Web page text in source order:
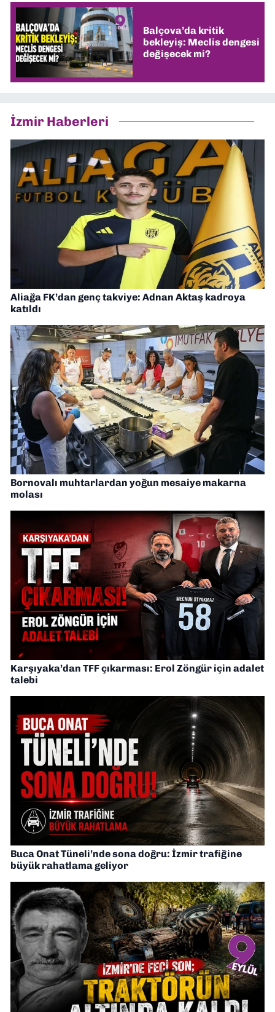
Balçova’da kritik
bekleyiş: Meclis dengesi
değişecek mi?
İzmir Haberleri
Aliağa FK’dan genç takviye: Adnan Aktaş kadroya
katıldı
Bornovalı muhtarlardan yoğun mesaiye makarna
molası
Karşıyaka’dan TFF çıkarması: Erol Zöngür için adalet
talebi
Buca Onat Tüneli’nde sona doğru: İzmir trafiğine
büyük rahatlama geliyor